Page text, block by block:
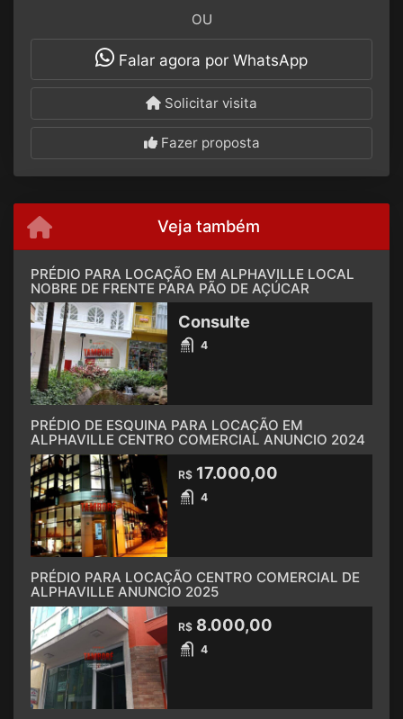
OU
Falar agora por WhatsApp
Solicitar visita
Fazer proposta
Veja também
PRÉDIO PARA LOCAÇÃO EM ALPHAVILLE LOCAL
NOBRE DE FRENTE PARA PÃO DE AÇÚCAR
Consulte
4
PRÉDIO DE ESQUINA PARA LOCAÇÃO EM
ALPHAVILLE CENTRO COMERCIAL ANUNCIO 2024
R$ 17.000,00
4
PRÉDIO PARA LOCAÇÃO CENTRO COMERCIAL DE
ALPHAVILLE ANUNCIO 2025
R$ 8.000,00
4